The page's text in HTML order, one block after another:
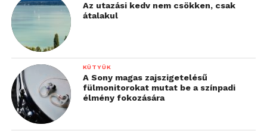
Az utazási kedv nem csökken, csak
átalakul
KÜTYÜK
A Sony magas zajszigetelésű
fülmonitorokat mutat be a színpadi
élmény fokozására